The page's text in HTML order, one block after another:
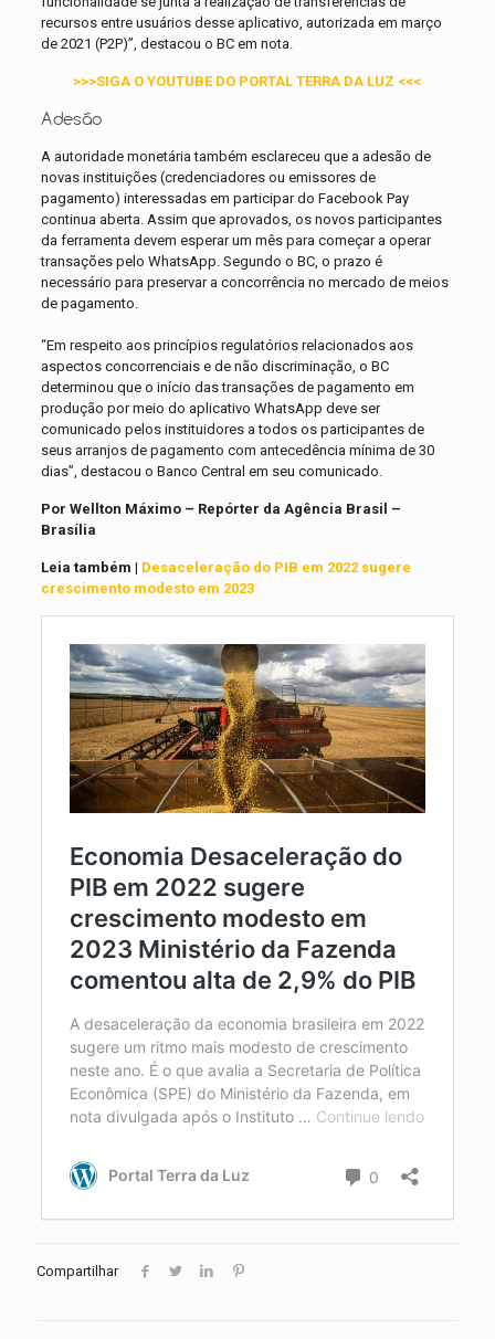
recursos entre usuários desse aplicativo, autorizada em março
de 2021 (P2P)”, destacou o BC em nota.
>>>SIGA O YOUTUBE DO PORTAL TERRA DA LUZ <<<
Adesão
A autoridade monetária também esclareceu que a adesão de
novas instituições (credenciadores ou emissores de
pagamento) interessadas em participar do Facebook Pay
continua aberta. Assim que aprovados, os novos participantes
da ferramenta devem esperar um mês para começar a operar
transações pelo WhatsApp. Segundo o BC, o prazo é
necessário para preservar a concorrência no mercado de meios
de pagamento.
“Em respeito aos princípios regulatórios relacionados aos
aspectos concorrenciais e de não discriminação, o BC
determinou que o início das transações de pagamento em
produção por meio do aplicativo WhatsApp deve ser
comunicado pelos instituidores a todos os participantes de
seus arranjos de pagamento com antecedência mínima de 30
dias”, destacou o Banco Central em seu comunicado.
Por Wellton Máximo – Repórter da Agência Brasil –
Brasília
Leia também | Desaceleração do PIB em 2022 sugere
crescimento modesto em 2023
Compartilhar